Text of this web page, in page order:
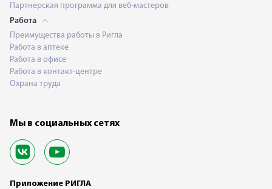
Партнерская программа для веб-мастеров
Работа
Преимущества работы в Ригла
Работа в аптеке
Работа в офисе
Работа в контакт-центре
Охрана труда
Мы в социальных сетях
Приложение РИГЛА